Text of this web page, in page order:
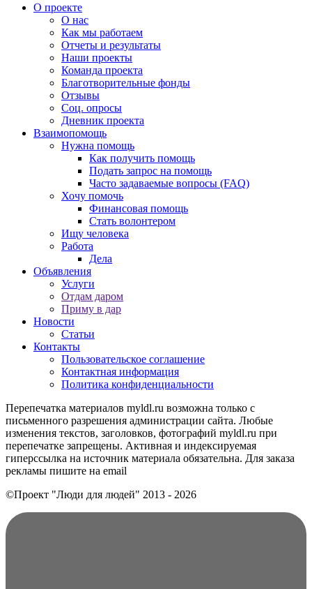
О проекте
О нас
Как мы работаем
Отчеты и результаты
Наши проекты
Команда проекта
Благотворительные фонды
Отзывы
Соц. опросы
Дневник проекта
Взаимопомощь
Нужна помощь
Как получить помощь
Подать запрос на помощь
Часто задаваемые вопросы (FAQ)
Хочу помочь
Финансовая помощь
Стать волонтером
Ищу человека
Работа
Дела
Объявления
Услуги
Отдам даром
Приму в дар
Новости
Статьи
Контакты
Пользовательское соглашение
Контактная информация
Политика конфиденциальности
Перепечатка материалов myldl.ru возможна только с
письменного разрешения администрации сайта. Любые
изменения текстов, заголовков, фотографий myldl.ru при
перепечатке запрещены. Активная и индексируемая
гиперссылка на источник материала обязательна. Для заказа
рекламы пишите на еmail
©Проект "Люди для людей" 2013 - 2026